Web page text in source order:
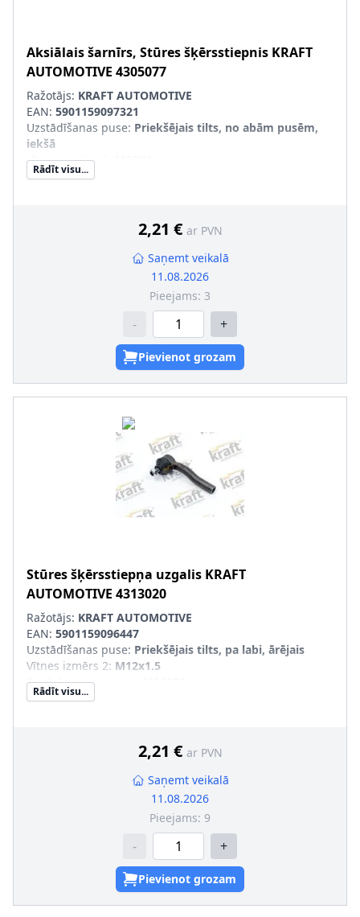
Aksiālais šarnīrs, Stūres šķērsstiepnis KRAFT
AUTOMOTIVE 4305077
Ražotājs: KRAFT AUTOMOTIVE
EAN: 5901159097321
Uzstādīšanas puse: Priekšējais tilts, no abām pusēm,
iekšā
Vītnes izmērs 1
Vītnes izmērs 2
Rādīt visu...
2,21 € ar PVN
Saņemt veikalā
11.08.2026
Pieejams: 3
- +
Pievienot grozam
Stūres šķērsstiepņa uzgalis KRAFT
AUTOMOTIVE 4313020
Ražotājs: KRAFT AUTOMOTIVE
EAN: 5901159096447
Uzstādīšanas puse: Priekšējais tilts, pa labi, ārējais
Vītnes izmērs 2: M12x1.5
Produkcijas numurs
Rādīt visu...
2,21 € ar PVN
Saņemt veikalā
11.08.2026
Pieejams: 9
- +
Pievienot grozam